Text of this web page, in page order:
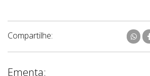
Compartilhe:
Ementa: